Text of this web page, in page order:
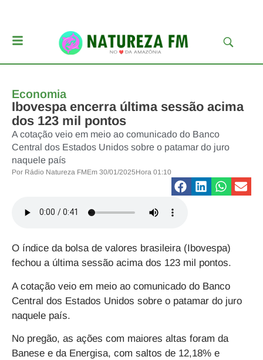
Economia
Ibovespa encerra última sessão acima
dos 123 mil pontos
A cotação veio em meio ao comunicado do Banco
Central dos Estados Unidos sobre o patamar do juro
naquele país
Por Rádio Natureza FMEm 30/01/2025Hora 01:10
O índice da bolsa de valores brasileira (Ibovespa)
fechou a última sessão acima dos 123 mil pontos.
A cotação veio em meio ao comunicado do Banco
Central dos Estados Unidos sobre o patamar do juro
naquele país.
No pregão, as ações com maiores altas foram da
Banese e da Energisa, com saltos de 12,18% e